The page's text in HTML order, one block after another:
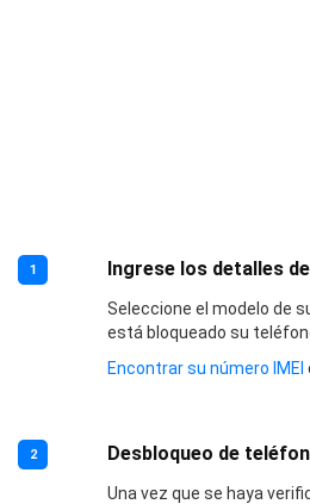
1 Ingrese los detalles
Seleccione el modelo de
está bloqueado su
Encontrar su número IMEI
2 Desbloqueo de
Una vez que se haya